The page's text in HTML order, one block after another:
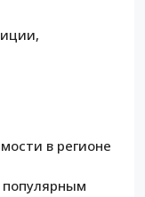
в регионе